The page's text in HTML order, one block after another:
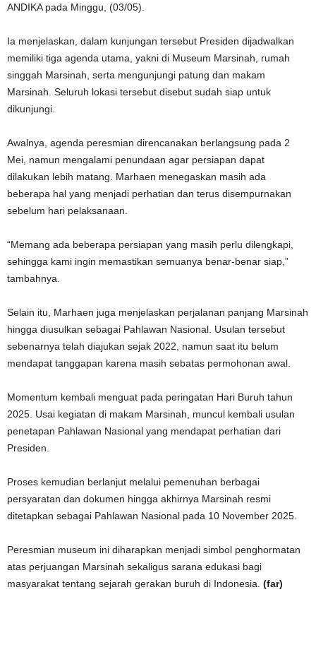
ANDIKA pada Minggu, (03/05).
Ia menjelaskan, dalam kunjungan tersebut Presiden dijadwalkan
memiliki tiga agenda utama, yakni di Museum Marsinah, rumah
singgah Marsinah, serta mengunjungi patung dan makam
Marsinah. Seluruh lokasi tersebut disebut sudah siap untuk
dikunjungi.
Awalnya, agenda peresmian direncanakan berlangsung pada 2
Mei, namun mengalami penundaan agar persiapan dapat
dilakukan lebih matang. Marhaen menegaskan masih ada
beberapa hal yang menjadi perhatian dan terus disempurnakan
sebelum hari pelaksanaan.
“Memang ada beberapa persiapan yang masih perlu dilengkapi,
sehingga kami ingin memastikan semuanya benar-benar siap,”
tambahnya.
Selain itu, Marhaen juga menjelaskan perjalanan panjang Marsinah
hingga diusulkan sebagai Pahlawan Nasional. Usulan tersebut
sebenarnya telah diajukan sejak 2022, namun saat itu belum
mendapat tanggapan karena masih sebatas permohonan awal.
Momentum kembali menguat pada peringatan Hari Buruh tahun
2025. Usai kegiatan di makam Marsinah, muncul kembali usulan
penetapan Pahlawan Nasional yang mendapat perhatian dari
Presiden.
Proses kemudian berlanjut melalui pemenuhan berbagai
persyaratan dan dokumen hingga akhirnya Marsinah resmi
ditetapkan sebagai Pahlawan Nasional pada 10 November 2025.
Peresmian museum ini diharapkan menjadi simbol penghormatan
atas perjuangan Marsinah sekaligus sarana edukasi bagi
masyarakat tentang sejarah gerakan buruh di Indonesia. (far)